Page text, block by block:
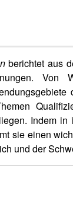
berichtet aus
Von
Indem
sie einen
und der